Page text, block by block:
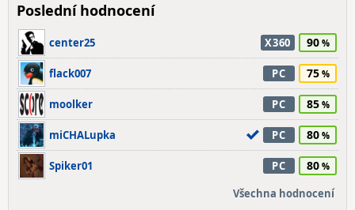
Poslední hodnocení
center25 X360 90
flack007 PC 75
moolker PC 85
miCHALupka PC 80
Spiker01 PC 80
Všechna hodnocení